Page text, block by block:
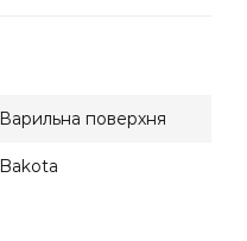
Варильна поверхня
Bakota